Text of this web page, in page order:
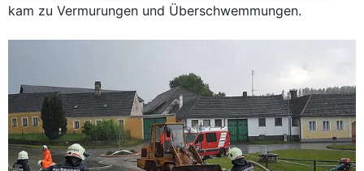
kam zu Vermurungen und Überschwemmungen.